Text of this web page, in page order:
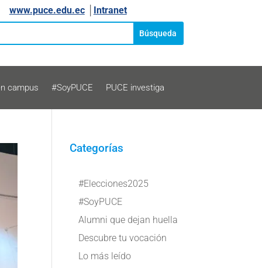
www.puce.edu.ec│ Intranet
campus #SoyPUCE PUCE investiga
Categorías
#Elecciones2025
#SoyPUCE
Alumni que dejan huella
Descubre tu vocación
Lo más leído